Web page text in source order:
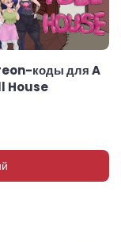
коды для A
House